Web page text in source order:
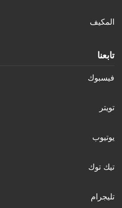
المكيف
تابعنا
فيسبوك
تويتر
يوتيوب
تيك توك
تليجرام